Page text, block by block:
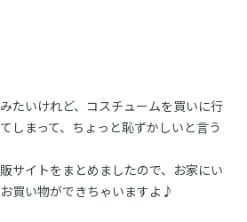
たいけれど、コスチュームを買いに行
しまって、ちょっと恥ずかしいと言う
サイトをまとめましたので、お家にい
買い物ができちゃいますよ♪